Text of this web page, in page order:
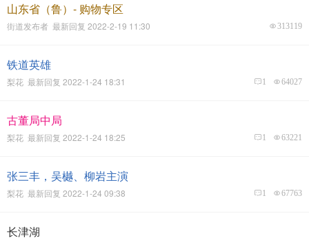
山东省（鲁）- 购物专区
街道发布者 最新回复 2022-2-19 11:30 313119
铁道英雄
梨花 最新回复 2022-1-24 18:31 64027
1
古董局中局
梨花 最新回复 2022-1-24 18:25 63221
1
张三丰，吴樾、柳岩主演
梨花 最新回复 2022-1-24 09:38 67763
1
长津湖